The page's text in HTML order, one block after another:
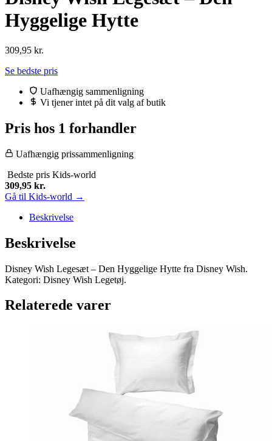
Hyggelige Hytte
309,95 kr.
Se bedste pris
Uafhængig sammenligning
Vi tjener intet på dit valg af butik
Pris hos 1 forhandler
Uafhængig prissammenligning
Bedste pris Kids-world
309,95 kr.
Gå til Kids-world →
Beskrivelse
Beskrivelse
Disney Wish Legesæt – Den Hyggelige Hytte fra Disney Wish.
Kategori: Disney Wish Legetøj.
Relaterede varer